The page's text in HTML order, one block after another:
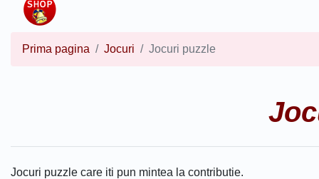
Prima pagina Jocuri Jocuri puzzle
Jocuri puzzle care iti pun mintea la contributie.